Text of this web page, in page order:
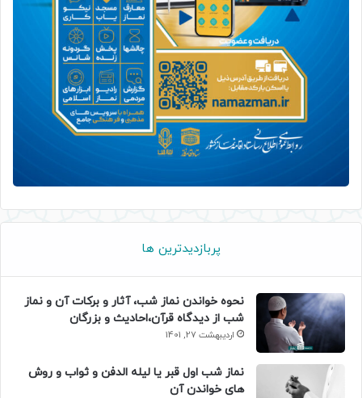
پربازدیدترین ها
نحوه خواندن نماز شب، آثار و برکات آن و نماز
شب از دیدگاه قرآن،احادیث و بزرگان
اردیبهشت 27, 1401
نماز شب اول قبر یا لیله الدفن و ثواب و روش
های خواندن آن